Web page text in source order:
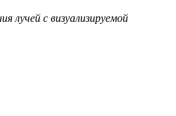
лучей с визуализируемой